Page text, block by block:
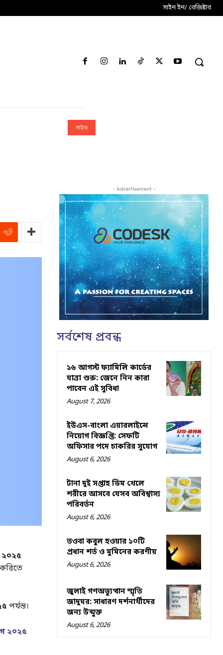
সাইন ইন/ রেজিষ্টার
লাইভ
২০২৫
পর্যন্ত।
২০২৫
- Advertisement -
সর্বশেষ প্রবন্ধ
১৬ আগস্ট ফ্যামিলি কার্ডের
যাত্রা শুরু: জেনে নিন কারা
পাবেন এই সুবিধা
August 7, 2026
ইউএস-বাংলা এয়ারলাইন্সে
নিয়োগ বিজ্ঞপ্তি: সেফটি
অফিসার পদে চাকরির সুযোগ
August 6, 2026
টানা দুই সপ্তাহ ডিম খেলে
শরীরে আসবে যেসব অবিশ্বাস্য
পরিবর্তন
August 6, 2026
তওবা কবুল হওয়ার ১০টি
প্রধান শর্ত ও মুমিনের করণীয়
August 6, 2026
জুলাই গণঅভ্যুত্থান স্মৃতি
জাদুঘর: সাধারণ দর্শনার্থীদের
জন্য উন্মুক্ত
August 6, 2026